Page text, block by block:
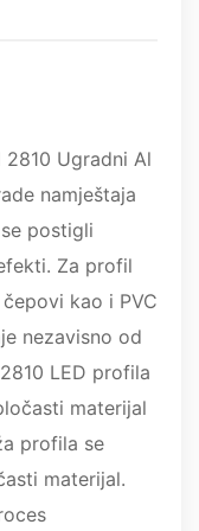
Ugradni Al
namještaja
postigli
Za profil
kao i PVC
nezavisno od
LED profila
materijal
profila se
materijal.